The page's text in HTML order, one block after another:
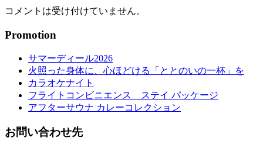
コメントは受け付けていません。
Promotion
サマーディール2026
火照った身体に、心ほどける「ととのいの一杯」を
カラオケナイト
フライトコンビニエンス ステイ パッケージ
アフターサウナ カレーコレクション
お問い合わせ先